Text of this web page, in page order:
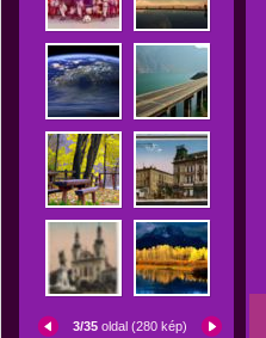
3/35 oldal (280 kép)